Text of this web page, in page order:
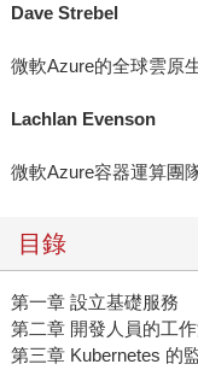
Dave Strebel
微軟Azure的全球雲原
Lachlan Evenson
微軟Azure容器運算團
目錄
第一章 設立基礎服務
第二章 開發人員的工
第三章 Kubernetes 的